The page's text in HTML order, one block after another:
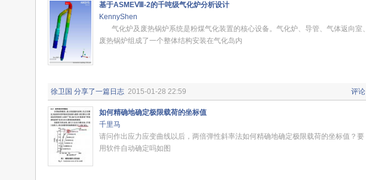
基于ASMEⅧ-2的千吨级气化炉分析设计
KennyShen
气化炉及废热锅炉系统是粉煤气化装置的核心设备。气化炉、导管、气体返向室、
废热锅炉组成了一个整体结构安装在气化岛内
评论
徐卫国 分享了一篇日志 2015-01-28 22:59
如何精确地确定极限载荷的坐标值
千里马
请问作出应力应变曲线以后，两倍弹性斜率法如何精确地确定极限载荷的坐标值？要
用软件自动确定吗如图